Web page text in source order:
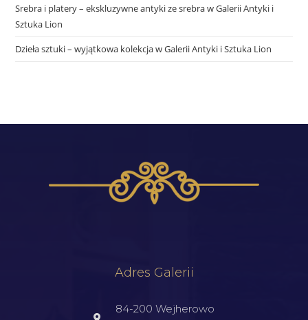
Srebra i platery – ekskluzywne antyki ze srebra w Galerii Antyki i
Sztuka Lion
Dzieła sztuki – wyjątkowa kolekcja w Galerii Antyki i Sztuka Lion
Adres Galerii
84-200 Wejherowo